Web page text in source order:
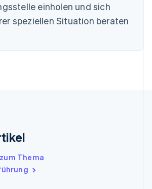
einholen und sich
speziellen Situation beraten
Thema